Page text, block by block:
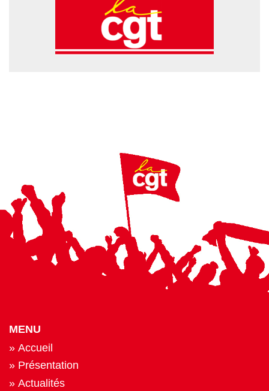
MENU
Accueil
Présentation
Actualités